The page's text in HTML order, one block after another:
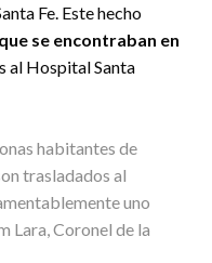
Fe. Este hecho
se encontraban en
al Hospital Santa
habitantes de
trasladados al
uno
Lara, Coronel de la